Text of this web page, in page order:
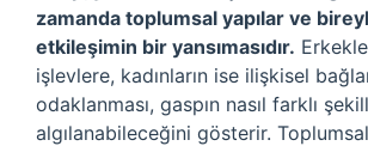
zamanda toplumsal yapılar ve
etkileşimin bir yansımasıdır.
işlevlere, kadınların ise ilişkisel
odaklanması, gaspın nasıl farklı
algılanabileceğini gösterir.